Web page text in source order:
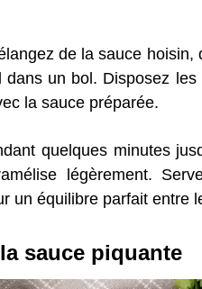
de la sauce hoisin,
dans un bol. Disposez
la sauce préparée.
quelques minutes
légèrement.
un équilibre parfait entre
sauce piquante